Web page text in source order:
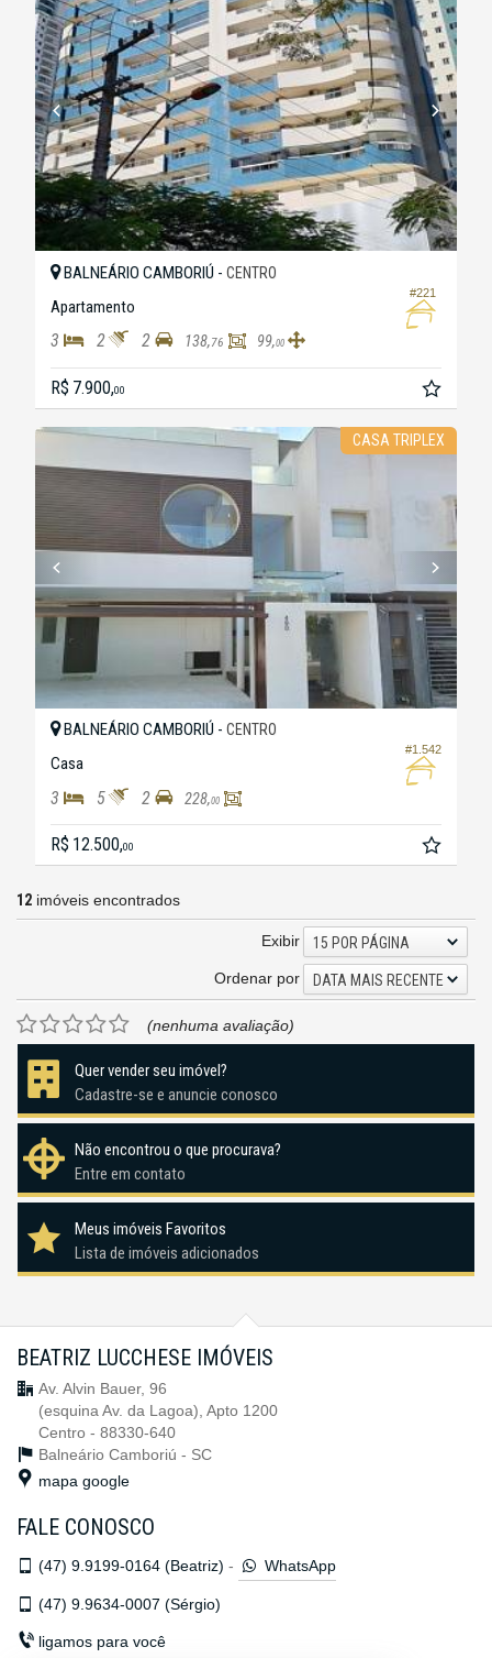
#221
BALNEÁRIO CAMBORIÚ - CENTRO
Apartamento
3 2 2 138,76 99,00
R$ 7.900,00
CASA TRIPLEX
#1.542
BALNEÁRIO CAMBORIÚ - CENTRO
Casa
3 5 2 228,00
R$ 12.500,00
12 imóveis encontrados
Exibir
15 POR PÁGINA
Ordenar por
DATA MAIS RECENTE
(nenhuma avaliação)
Quer vender seu imóvel?
Cadastre-se e anuncie conosco
Não encontrou o que procurava?
Entre em contato
Meus imóveis Favoritos
Lista de imóveis adicionados
BEATRIZ LUCCHESE IMÓVEIS
Av. Alvin Bauer, 96
(esquina Av. da Lagoa), Apto 1200
Centro - 88330-640
Balneário Camboriú - SC
mapa google
FALE CONOSCO
(47) 9.9199-0164 (Beatriz) - WhatsApp
(47) 9.9634-0007 (Sérgio)
ligamos para você